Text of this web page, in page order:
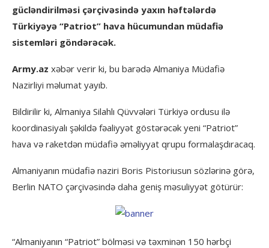
gücləndirilməsi çərçivəsində yaxın həftələrdə
Türkiyəyə “Patriot” hava hücumundan müdafiə
sistemləri göndərəcək.
Army.az xəbər verir ki, bu barədə Almaniya Müdafiə
Nazirliyi məlumat yayıb.
Bildirilir ki, Almaniya Silahlı Qüvvələri Türkiyə ordusu ilə
koordinasiyalı şəkildə fəaliyyət göstərəcək yeni “Patriot”
hava və raketdən müdafiə əməliyyat qrupu formalaşdıracaq.
Almaniyanın müdafiə naziri Boris Pistoriusun sözlərinə görə,
Berlin NATO çərçivəsində daha geniş məsuliyyət götürür:
“Almaniyanın “Patriot” bölməsi və təxminən 150 hərbçi